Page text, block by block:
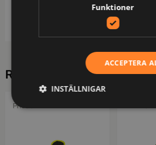
med snodd samt reglerbara ärmslut
Fodret är öppningsbart för att
RELATERADE PRODUKTER
PROJOB
Funktioner
ACCEPTERA
INSTÄLLNIGAR